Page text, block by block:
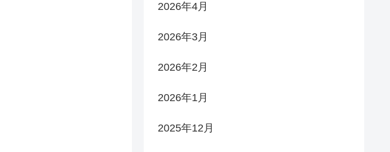
2026年4月
2026年3月
2026年2月
2026年1月
2025年12月